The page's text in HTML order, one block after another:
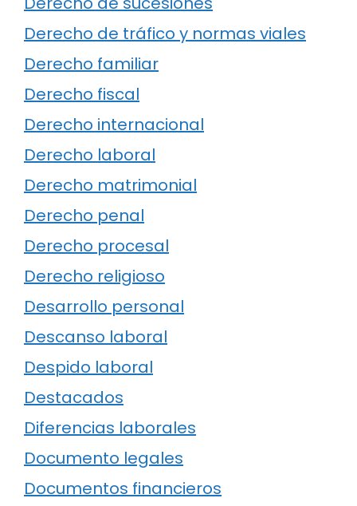
Derecho de tráfico y normas viales
Derecho familiar
Derecho fiscal
Derecho internacional
Derecho laboral
Derecho matrimonial
Derecho penal
Derecho procesal
Derecho religioso
Desarrollo personal
Descanso laboral
Despido laboral
Destacados
Diferencias laborales
Documento legales
Documentos financieros